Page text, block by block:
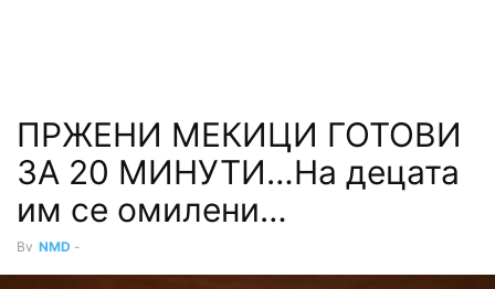
ПРЖЕНИ МЕКИЦИ ГОТОВИ
ЗА 20 МИНУТИ…На децата
им се омилени…
By NMD -